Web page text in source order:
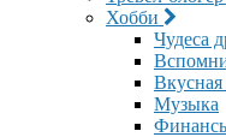
Хобби
Чудеса
Вкусная
Музыка